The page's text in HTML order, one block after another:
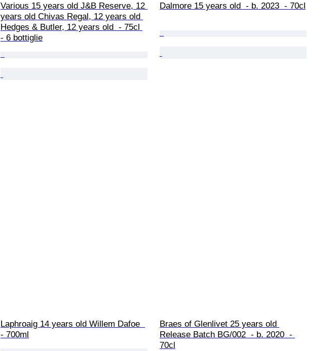
Various 15 years old J&B Reserve, 12
years old Chivas Regal, 12 years old
Hedges & Butler, 12 years old  - 75cl
- 6 bottiglie
Dalmore 15 years old  - b. 2023  - 70cl
Laphroaig 14 years old Willem Dafoe
- 700ml
Braes of Glenlivet 25 years old
Release Batch BG/002  - b. 2020  -
70cl